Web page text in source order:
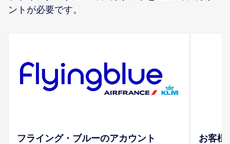
ントが必要です。
フライング・ブルーのアカウント お客様